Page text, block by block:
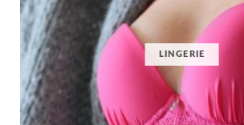
LINGERIE